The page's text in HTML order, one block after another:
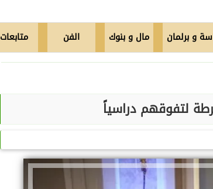
و برلمان مال و بنوك الفن متابعات
لتفوقهم دراسياً